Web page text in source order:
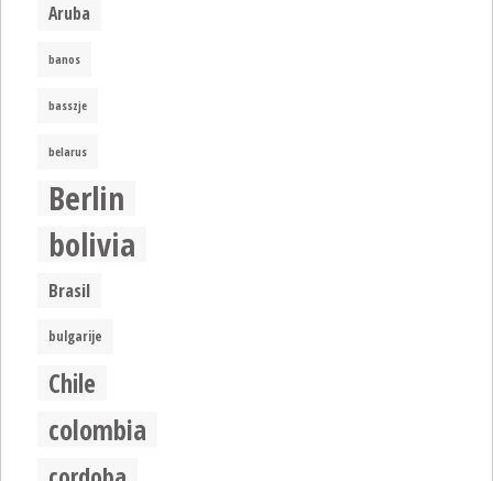
Aruba
banos
basszje
belarus
Berlin
bolivia
Brasil
bulgarije
Chile
colombia